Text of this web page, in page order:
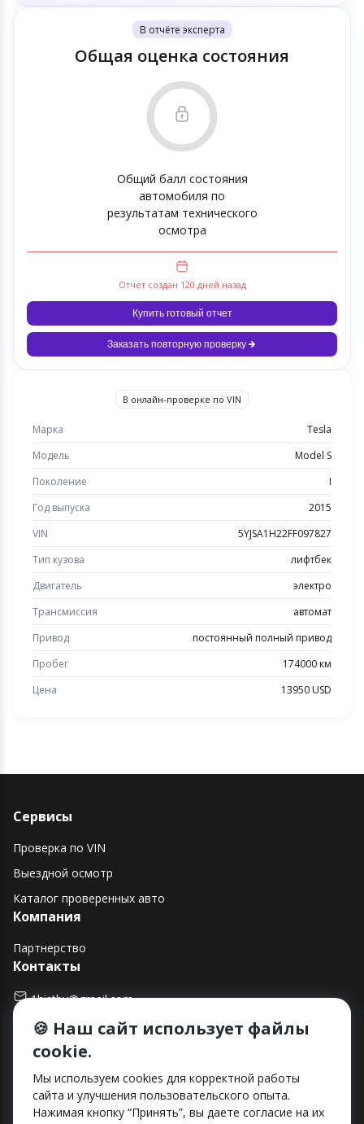
В отчёте эксперта
Общая оценка состояния
Общий балл состояния
автомобиля по
результатам технического
осмотра
Отчёт создан 120 дней назад
Купить готовый отчет
Заказать повторную проверку
В онлайн-проверке по VIN
Марка
Tesla
Модель
Model S
Поколение
I
Год выпуска
2015
VIN
5YJSA1H22FF097827
Тип кузова
лифтбек
Двигатель
электро
Трансмиссия
автомат
Привод
постоянный полный привод
Пробег
174000 км
Цена
13950 USD
Сервисы
Проверка по VIN
Выездной осмотр
Каталог проверенных авто
Компания
Партнерство
Контакты
1histby@gmail.com
+375 (29) 182-90-00
г. Минск, ул. Макаенка, д. 12Е, пом. 282
Способы оплаты
🍪 Наш сайт использует файлы
cookie.
Мы используем cookies для корректной работы
сайта и улучшения пользовательского опыта.
Нажимая кнопку “Принять”, вы даете согласие на их